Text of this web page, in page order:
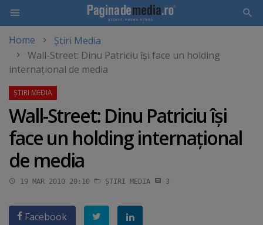
main
content
Home
Știri Media
Wall-Street: Dinu Patriciu îşi face un holding
internaţional de media
Wall-Street: Dinu Patriciu îşi
face un holding internaţional
de media
19 MAR 2010 20:10 ȘTIRI MEDIA 3
Facebook